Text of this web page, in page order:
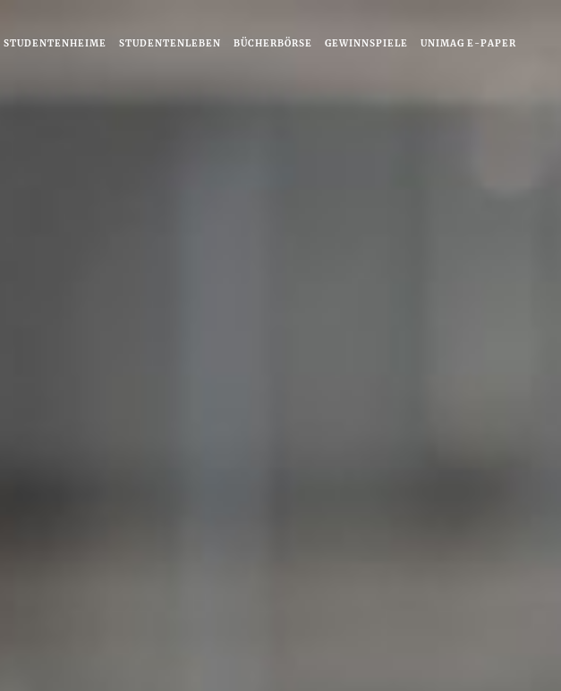
STUDENTENHEIME STUDENTENLEBEN BÜCHERBÖRSE GEWINNSPIELE UNIMAG E-PAPER